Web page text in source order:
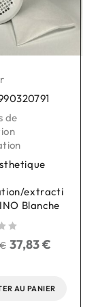
de
extracti
Blanche
37,83€
AU PANIER